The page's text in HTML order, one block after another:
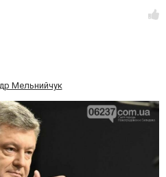
Мельнийчук